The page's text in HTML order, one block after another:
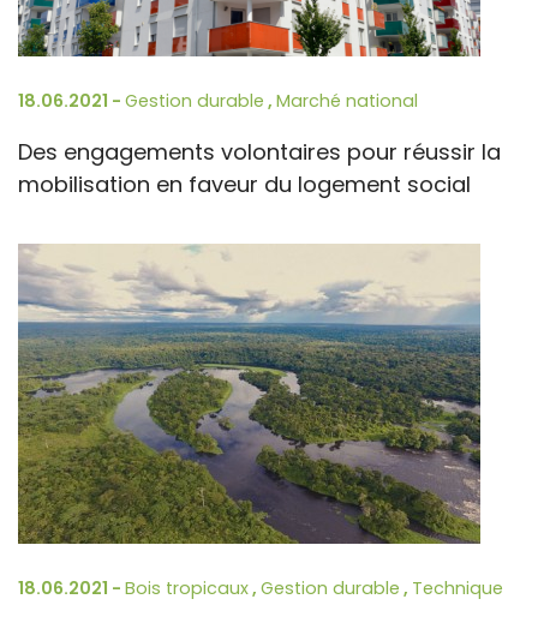
18.06.2021 - Gestion durable , Marché national
Des engagements volontaires pour réussir la
mobilisation en faveur du logement social
18.06.2021 - Bois tropicaux, Gestion durable , Technique